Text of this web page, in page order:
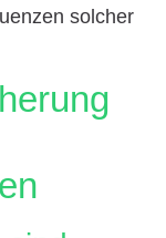
solcher